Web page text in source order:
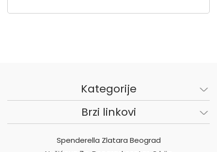
Kategorije
Brzi linkovi
Spenderella Zlatara Beograd